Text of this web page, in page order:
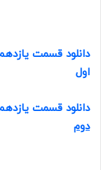
دانلود قسمت
اول
دانلود قسمت
دوم